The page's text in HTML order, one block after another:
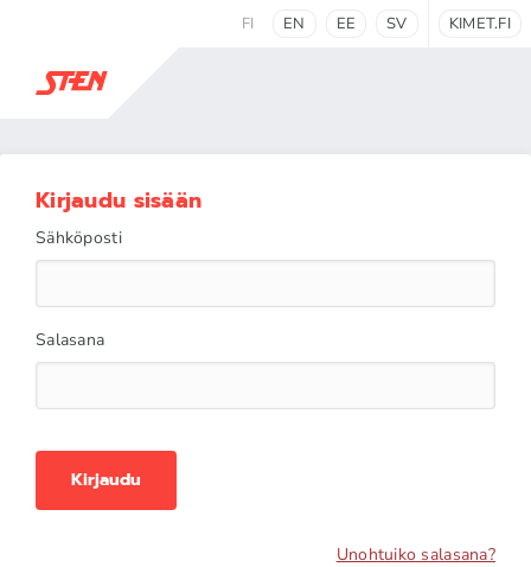
FI EN EE SV KIMET.FI
Kirjaudu sisään
Sähköposti
Salasana
Kirjaudu
Unohtuiko salasana?